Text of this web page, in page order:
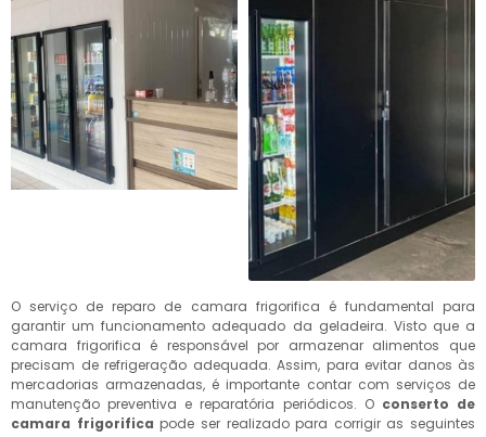
O serviço de reparo de camara frigorifica é fundamental para
garantir um funcionamento adequado da geladeira. Visto que a
camara frigorifica é responsável por armazenar alimentos que
precisam de refrigeração adequada. Assim, para evitar danos às
mercadorias armazenadas, é importante contar com serviços de
manutenção preventiva e reparatória periódicos. O conserto de
camara frigorifica pode ser realizado para corrigir as seguintes